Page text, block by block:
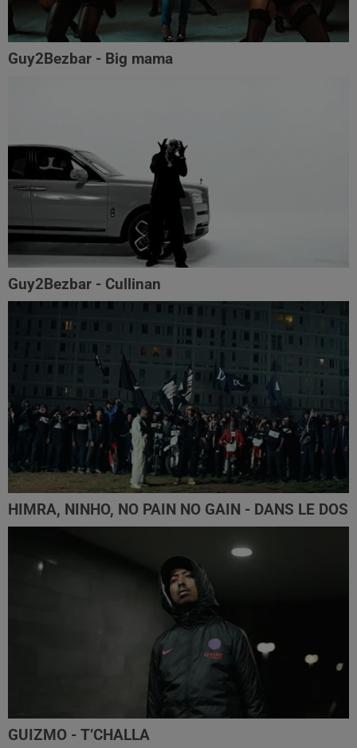
Guy2Bezbar - Big mama
Guy2Bezbar - Cullinan
HIMRA, NINHO, NO PAIN NO GAIN - DANS LE DOS
GUIZMO - T’CHALLA